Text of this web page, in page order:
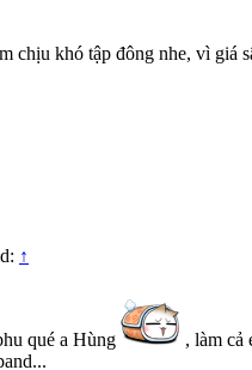
chịu khó tập đông nhe, vì giá
↑
qué a Hùng
, làm cả